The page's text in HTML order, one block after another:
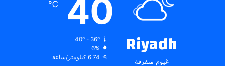
Riyadh
غيوم متفرقة
40
℃
40º - 36º
6%
6.74 كيلومتر/ساعة